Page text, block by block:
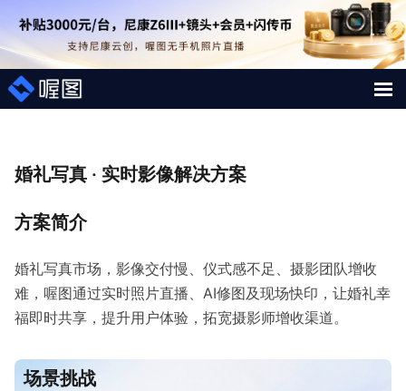
照片案例
短视频直播案例
图片直播系统
AI行业大模型
喔图Skill
婚礼写真 · 实时影像解决方案
方案简介
婚礼写真市场，影像交付慢、仪式感不足、摄影团队增收
难，喔图通过实时照片直播、AI修图及现场快印，让婚礼幸
福即时共享，提升用户体验，拓宽摄影师增收渠道。
场景挑战